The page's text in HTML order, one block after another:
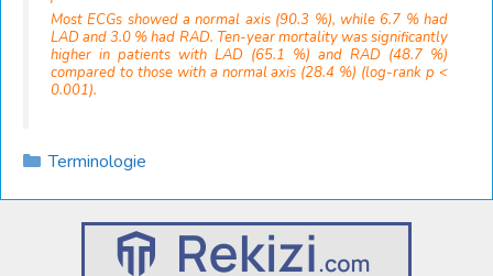
Most ECGs showed a normal axis (90.3 %), while 6.7 % had
LAD and 3.0 % had RAD. Ten-year mortality was significantly
higher in patients with LAD (65.1 %) and RAD (48.7 %)
compared to those with a normal axis (28.4 %) (log-rank p <
0.001).
Catégories
Terminologie